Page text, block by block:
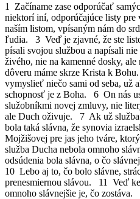
1 Začíname zase odporúčať
niektorí iní, odporúčajúce listy
naším listom, vpísaným nám do
ľudia. 3 Veď je zjavné, že ste
písali svojou službou a napísali
živého, nie na kamenné dosky,
dôveru máme skrze Krista k
vymyslieť niečo sami od seba, už
schopnosť je z Boha. 6 On nás
služobníkmi novej zmluvy, nie
ale Duch oživuje. 7 Ak už služba
bola taká slávna, že synovia
Mojžišovej pre jas jeho tváre,
služba Ducha nebola omnoho
odsúdenia bola slávna, o čo
10 Lebo aj to, čo bolo slávne,
prenesmiernou slávou. 11 Veď
omnoho slávnejšie je, čo zostáva.